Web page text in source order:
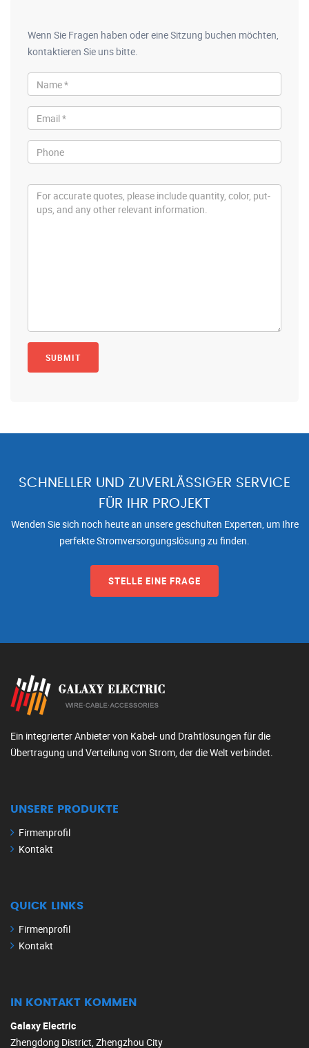
Wenn Sie Fragen haben oder eine Sitzung buchen möchten,
kontaktieren Sie uns bitte.
SCHNELLER UND ZUVERLÄSSIGER SERVICE
FÜR IHR PROJEKT
Wenden Sie sich noch heute an unsere geschulten Experten, um Ihre
perfekte Stromversorgungslösung zu finden.
STELLE EINE FRAGE
Ein integrierter Anbieter von Kabel- und Drahtlösungen für die
Übertragung und Verteilung von Strom, der die Welt verbindet.
UNSERE PRODUKTE
Firmenprofil
Kontakt
QUICK LINKS
Firmenprofil
Kontakt
IN KONTAKT KOMMEN
Galaxy Electric
Zhengdong District, Zhengzhou City